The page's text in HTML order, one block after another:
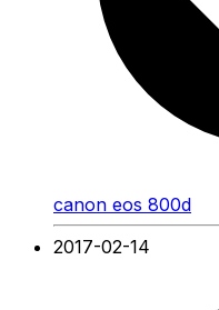
canon eos 800d
2017-02-14